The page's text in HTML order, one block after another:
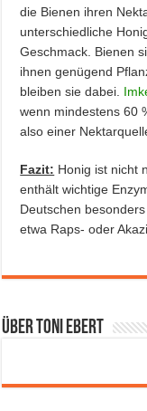
die Bienen ihren
unterschiedliche
Geschmack. Bienen
ihnen genügend
bleiben sie dabei.
wenn mindestens 60
also einer
Fazit: Honig ist nicht
enthält wichtige
Deutschen
etwa Raps- oder
Über Toni Ebert